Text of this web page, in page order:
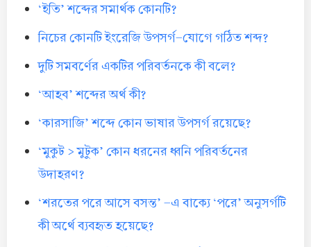
‘ইতি’ শব্দের সমার্থক কোনটি?
নিচের কোনটি ইংরেজি উপসর্গ-যোগে গঠিত শব্দ?
দুটি সমবর্ণের একটির পরিবর্তনকে কী বলে?
‘আহব’ শব্দের অর্থ কী?
‘কারসাজি’ শব্দে কোন ভাষার উপসর্গ রয়েছে?
‘মুকুট > মুটুক’ কোন ধরনের ধ্বনি পরিবর্তনের
উদাহরণ?
‘শরতের পরে আসে বসন্ত’ -এ বাক্যে ‘পরে’ অনুসর্গটি
কী অর্থে ব্যবহৃত হয়েছে?